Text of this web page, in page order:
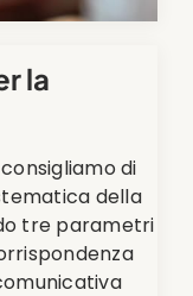
la
di
della
tre parametri